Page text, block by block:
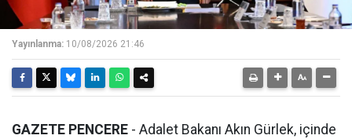
Yayınlanma: 10/08/2026 21:46
GAZETE PENCERE - Adalet Bakanı Akın Gürlek, içinde